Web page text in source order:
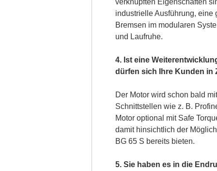
industrielle Ausführung, eine
Bremsen im modularen
und Laufruhe.
4. Ist eine
dürfen sich Ihre Kunden in
Der Motor wird schon bald
Schnittstellen wie z. B.
Motor optional mit Safe
damit hinsichtlich der
BG 65 S bereits bieten.
5. Sie haben es in die